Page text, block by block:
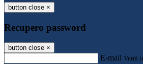
button close ×
Recupero password
button close ×
E-mail Verrà